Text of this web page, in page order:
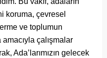
koruma, çevresel
ve toplumun
çalışmalar
Ada’larımızın gelecek